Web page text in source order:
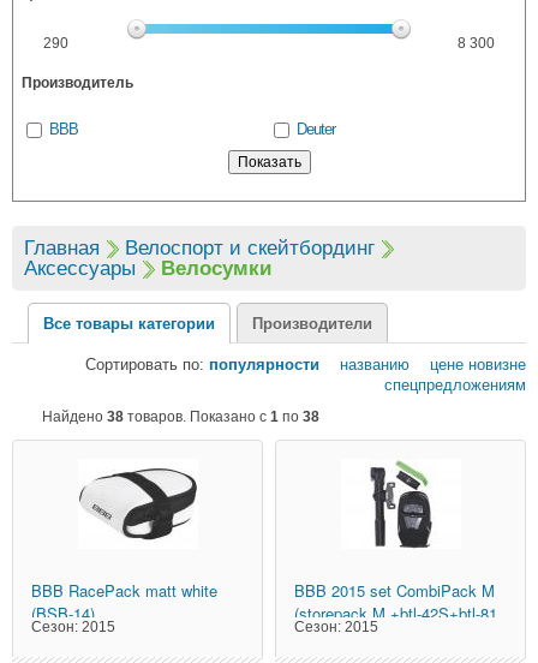
290 8 300
Производитель
BBB Deuter
Главная
Велоспорт и скейтбординг
Аксессуары
Велосумки
Все товары категории Производители
Сортировать по: популярности названию цене новизне
спецпредложениям
Найдено 38 товаров. Показано с 1 по 38
BBB RacePack matt white
(BSB-14)
Сезон: 2015
BBB 2015 set CombiPack M
(storepack M +btl-42S+btl-81
Сезон: 2015